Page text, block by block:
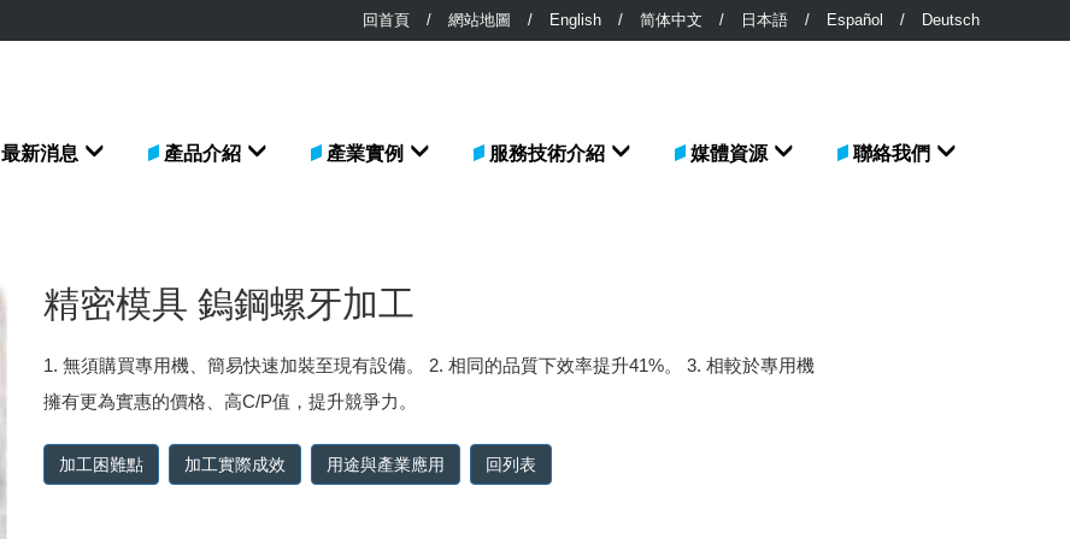
回首頁 / 網站地圖 / English / 简体中文 / 日本語 / Español / Deutsch
最新消息 產品介紹 產業實例 服務技術介紹 媒體資源 聯絡我們
精密模具 鎢鋼螺牙加工
1. 無須購買專用機、簡易快速加裝至現有設備。 2. 相同的品質下效率提升41%。 3. 相較於專用機
擁有更為實惠的價格、高C/P值，提升競爭力。
加工困難點 加工實際成效 用途與產業應用 回列表